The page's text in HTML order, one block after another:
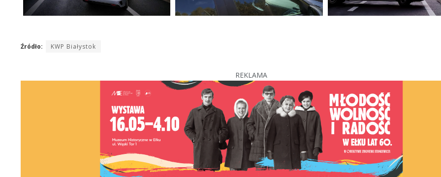
Źródło: KWP Białystok
REKLAMA